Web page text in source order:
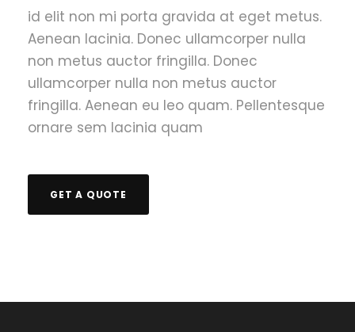
id elit non mi porta gravida at eget metus.
Aenean lacinia. Donec ullamcorper nulla
non metus auctor fringilla. Donec
ullamcorper nulla non metus auctor
fringilla. Aenean eu leo quam. Pellentesque
ornare sem lacinia quam
GET A QUOTE